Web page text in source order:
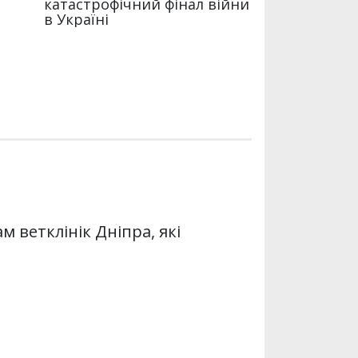
Дніпра, які